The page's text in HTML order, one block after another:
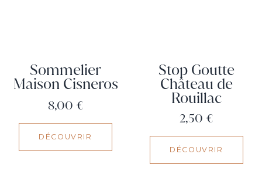
Sommelier
Maison Cisneros
Prix
8,00 €
DÉCOUVRIR
Stop Goutte
Château de
Rouillac
Prix
2,50 €
DÉCOUVRIR